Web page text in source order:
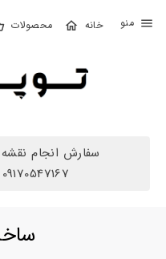
محصولات حساب کاربری
بستن
محصولات
سفارش انجام
09170547167